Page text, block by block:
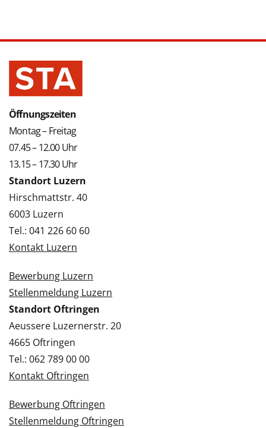
Öffnungszeiten
Montag – Freitag
07.45 – 12.00 Uhr
13.15 – 17.30 Uhr
Standort Luzern
Hirschmattstr. 40
6003 Luzern
Tel.: 041 226 60 60
Kontakt Luzern
Bewerbung Luzern
Stellenmeldung Luzern
Standort Oftringen
Aeussere Luzernerstr. 20
4665 Oftringen
Tel.: 062 789 00 00
Kontakt Oftringen
Bewerbung Oftringen
Stellenmeldung Oftringen